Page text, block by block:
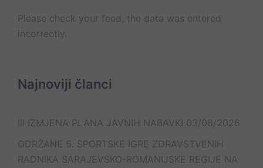
Please check your feed, the data was entered
incorrectly.
Najnoviji članci
III IZMJENA PLANA JAVNIH NABAVKI 03/08/2026
ODRŽANE 5. SPORTSKE IGRE ZDRAVSTVENIH
RADNIKA SARAJEVSKO-ROMANIJSKE REGIJE NA